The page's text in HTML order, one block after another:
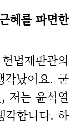
혜를 파면한
법재판관의
났어요. 굳
저는 윤석열
각합니다. 하